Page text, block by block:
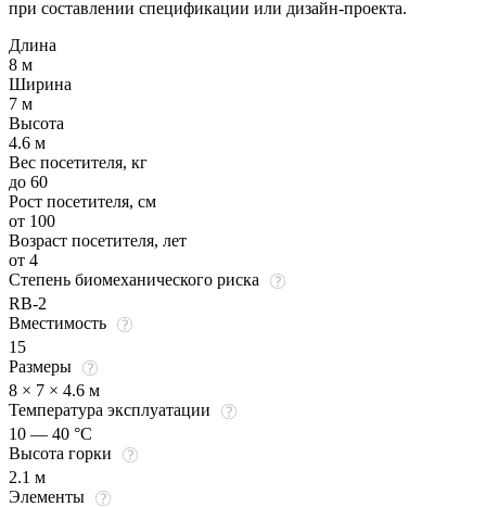
при составлении спецификации или дизайн-проекта.
Длина
8 м
Ширина
7 м
Высота
4.6 м
Вес посетителя, кг
до 60
Рост посетителя, см
от 100
Возраст посетителя, лет
от 4
Степень биомеханического риска
RB-2
Вместимость
15
Размеры
8 × 7 × 4.6 м
Температура эксплуатации
10 — 40 °C
Высота горки
2.1 м
Элементы